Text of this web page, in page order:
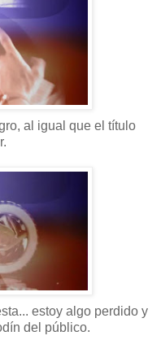
al igual que el título
estoy algo perdido y
del público.